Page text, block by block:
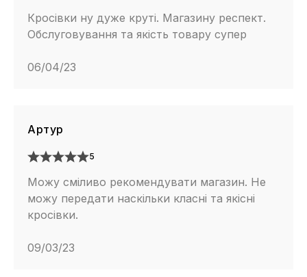
Кросівки ну дуже круті. Магазину респект.
Обслуговування та якість товару супер
06/04/23
Артур
5
Можу сміливо рекомендувати магазин. Не
можу передати наскільки класні та якісні
кросівки.
09/03/23